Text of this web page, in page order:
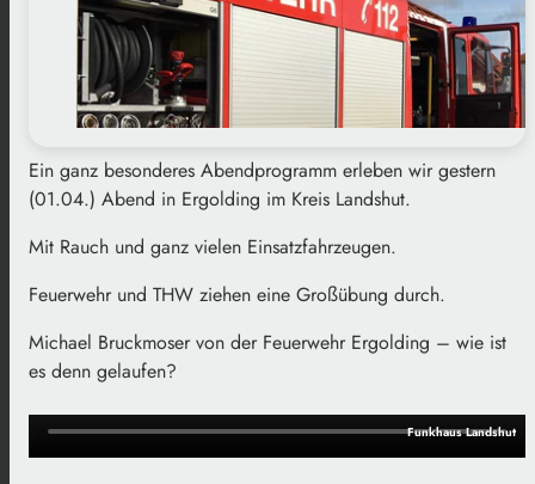
Ein ganz besonderes Abendprogramm erleben wir gestern
(01.04.) Abend in Ergolding im Kreis Landshut.
Mit Rauch und ganz vielen Einsatzfahrzeugen.
Feuerwehr und THW ziehen eine Großübung durch.
Michael Bruckmoser von der Feuerwehr Ergolding – wie ist
es denn gelaufen?
Funkhaus Landshut